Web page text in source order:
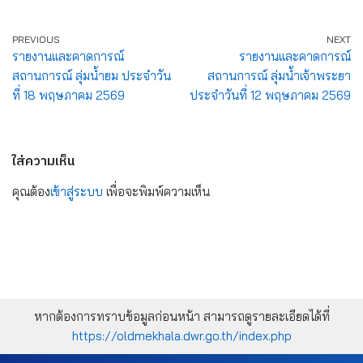
PREVIOUS
รายงานและคาดการณ์
สถานการณ์ ลุ่มน้ำยม ประจำวัน
ที่ 18 พฤษภาคม 2569
NEXT
รายงานและคาดการณ์
สถานการณ์ ลุ่มน้ำเจ้าพระยา
ประจำวันที่ 12 พฤษภาคม 2569
ใส่ความเห็น
คุณต้องเข้าสู่ระบบ เพื่อจะพิมพ์ความเห็น
หากต้องการทราบข้อมูลก่อนหน้า สามารถดูรายละเอียดได้ที่
https://oldmekhala.dwr.go.th/index.php